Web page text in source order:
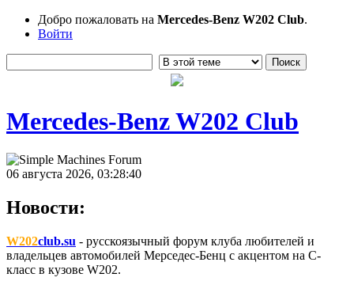
Добро пожаловать на Mercedes-Benz W202 Club.
Войти
Mercedes-Benz W202 Club
06 августа 2026, 03:28:40
Новости:
W202club.su - русскоязычный форум клуба любителей и
владельцев автомобилей Мерседес-Бенц с акцентом на C-
класс в кузове W202.